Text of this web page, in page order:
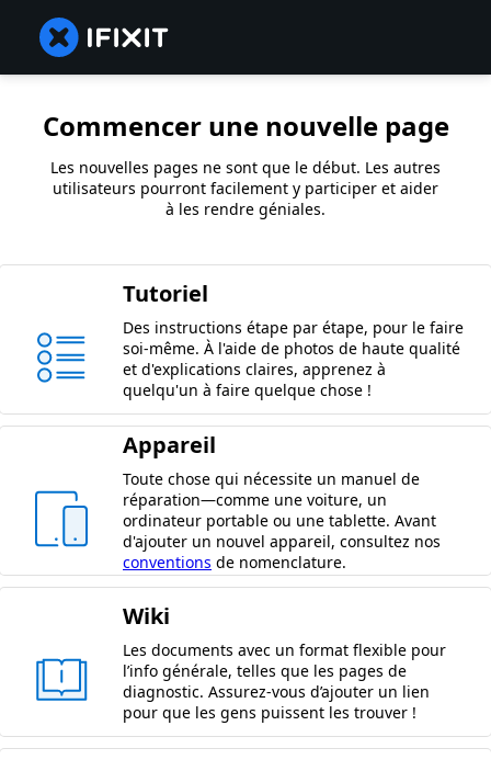
Commencer une nouvelle page
Les nouvelles pages ne sont que le début. Les autres
utilisateurs pourront facilement y participer et aider
à les rendre géniales.
Tutoriel
Des instructions étape par étape, pour le faire
soi-même. À l'aide de photos de haute qualité
et d'explications claires, apprenez à
quelqu'un à faire quelque chose !
Appareil
Toute chose qui nécessite un manuel de
réparation—comme une voiture, un
ordinateur portable ou une tablette. Avant
d'ajouter un nouvel appareil, consultez nos
conventions de nomenclature.
Wiki
Les documents avec un format flexible pour
l’info générale, telles que les pages de
diagnostic. Assurez-vous d’ajouter un lien
pour que les gens puissent les trouver !